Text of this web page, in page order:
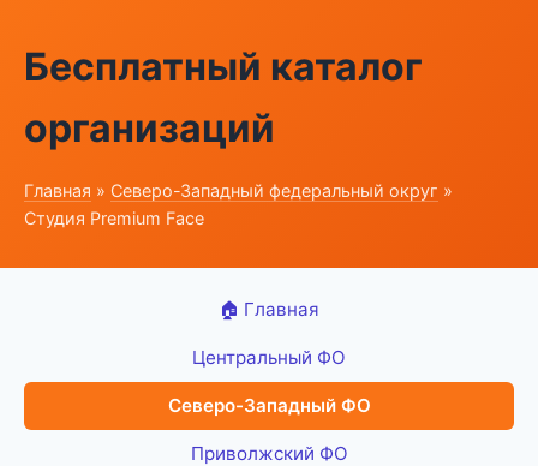
Бесплатный каталог
организаций
Главная » Северо-Западный федеральный округ »
Студия Premium Face
🏠 Главная
Центральный ФО
Северо-Западный ФО
Приволжский ФО